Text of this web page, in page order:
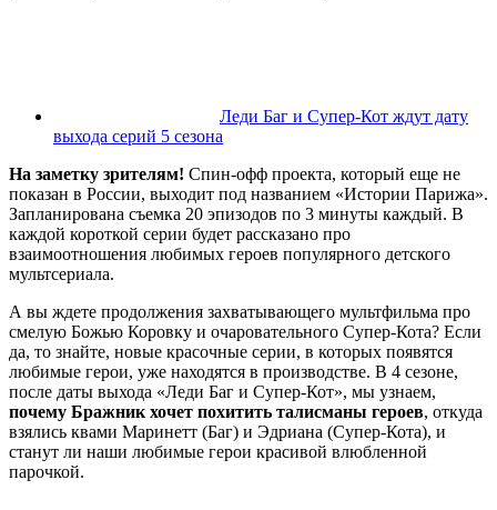
Леди Баг и Супер-Кот ждут дату
выхода серий 5 сезона
На заметку зрителям! Спин-офф проекта, который еще не
показан в России, выходит под названием «Истории Парижа».
Запланирована съемка 20 эпизодов по 3 минуты каждый. В
каждой короткой серии будет рассказано про
взаимоотношения любимых героев популярного детского
мультсериала.
А вы ждете продолжения захватывающего мультфильма про
смелую Божью Коровку и очаровательного Супер-Кота? Если
да, то знайте, новые красочные серии, в которых появятся
любимые герои, уже находятся в производстве. В 4 сезоне,
после даты выхода «Леди Баг и Супер-Кот», мы узнаем,
почему Бражник хочет похитить талисманы героев, откуда
взялись квами Маринетт (Баг) и Эдриана (Супер-Кота), и
станут ли наши любимые герои красивой влюбленной
парочкой.